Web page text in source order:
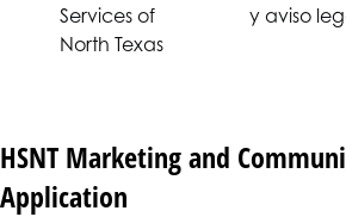
Services of
North Texas
y aviso
HSNT Marketing and
Application